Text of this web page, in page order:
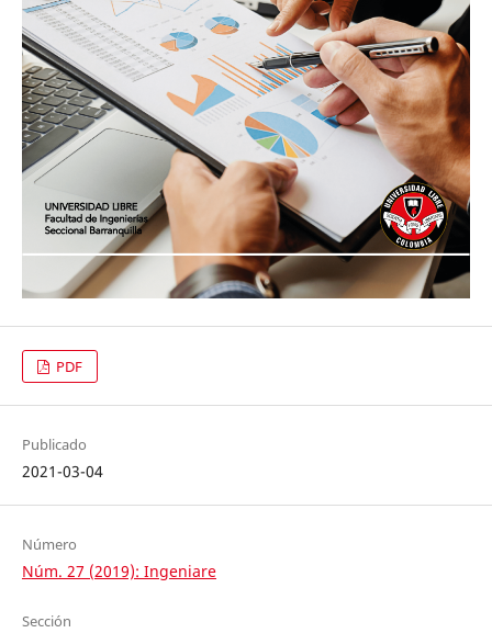
PDF
Publicado
2021-03-04
Número
Núm. 27 (2019): Ingeniare
Sección